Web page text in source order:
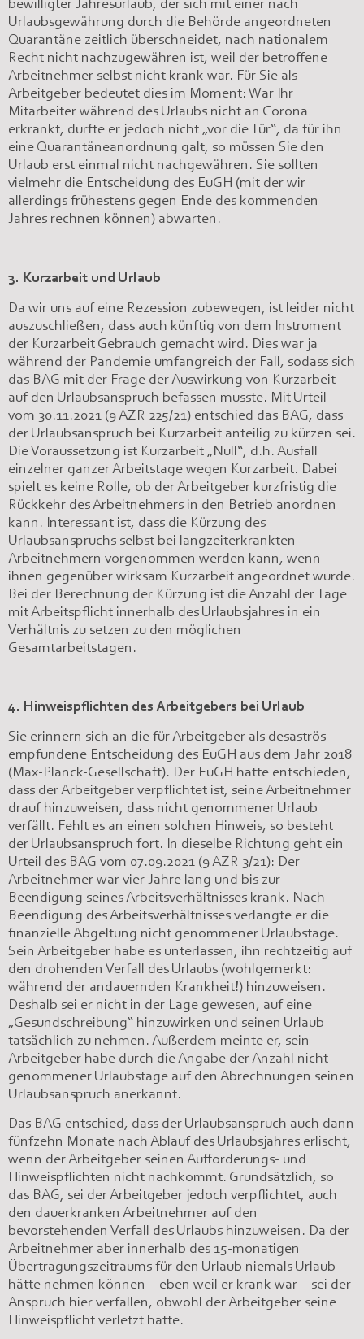
bewilligter Jahresurlaub, der sich mit einer nach
Urlaubsgewährung durch die Behörde angeordneten
Quarantäne zeitlich überschneidet, nach nationalem
Recht nicht nachzugewähren ist, weil der betroffene
Arbeitnehmer selbst nicht krank war. Für Sie als
Arbeitgeber bedeutet dies im Moment: War Ihr
Mitarbeiter während des Urlaubs nicht an Corona
erkrankt, durfte er jedoch nicht „vor die Tür“, da für ihn
eine Quarantäneanordnung galt, so müssen Sie den
Urlaub erst einmal nicht nachgewähren. Sie sollten
vielmehr die Entscheidung des EuGH (mit der wir
allerdings frühestens gegen Ende des kommenden
Jahres rechnen können) abwarten.
3. Kurzarbeit und Urlaub
Da wir uns auf eine Rezession zubewegen, ist leider nicht
auszuschließen, dass auch künftig von dem Instrument
der Kurzarbeit Gebrauch gemacht wird. Dies war ja
während der Pandemie umfangreich der Fall, sodass sich
das BAG mit der Frage der Auswirkung von Kurzarbeit
auf den Urlaubsanspruch befassen musste. Mit Urteil
vom 30.11.2021 (9 AZR 225/21) entschied das BAG, dass
der Urlaubsanspruch bei Kurzarbeit anteilig zu kürzen sei.
Die Voraussetzung ist Kurzarbeit „Null“, d.h. Ausfall
einzelner ganzer Arbeitstage wegen Kurzarbeit. Dabei
spielt es keine Rolle, ob der Arbeitgeber kurzfristig die
Rückkehr des Arbeitnehmers in den Betrieb anordnen
kann. Interessant ist, dass die Kürzung des
Urlaubsanspruchs selbst bei langzeiterkrankten
Arbeitnehmern vorgenommen werden kann, wenn
ihnen gegenüber wirksam Kurzarbeit angeordnet wurde.
Bei der Berechnung der Kürzung ist die Anzahl der Tage
mit Arbeitspflicht innerhalb des Urlaubsjahres in ein
Verhältnis zu setzen zu den möglichen
Gesamtarbeitstagen.
4. Hinweispflichten des Arbeitgebers bei Urlaub
Sie erinnern sich an die für Arbeitgeber als desaströs
empfundene Entscheidung des EuGH aus dem Jahr 2018
(Max-Planck-Gesellschaft). Der EuGH hatte entschieden,
dass der Arbeitgeber verpflichtet ist, seine Arbeitnehmer
drauf hinzuweisen, dass nicht genommener Urlaub
verfällt. Fehlt es an einen solchen Hinweis, so besteht
der Urlaubsanspruch fort. In dieselbe Richtung geht ein
Urteil des BAG vom 07.09.2021 (9 AZR 3/21): Der
Arbeitnehmer war vier Jahre lang und bis zur
Beendigung seines Arbeitsverhältnisses krank. Nach
Beendigung des Arbeitsverhältnisses verlangte er die
finanzielle Abgeltung nicht genommener Urlaubstage.
Sein Arbeitgeber habe es unterlassen, ihn rechtzeitig auf
den drohenden Verfall des Urlaubs (wohlgemerkt:
während der andauernden Krankheit!) hinzuweisen.
Deshalb sei er nicht in der Lage gewesen, auf eine
„Gesundschreibung“ hinzuwirken und seinen Urlaub
tatsächlich zu nehmen. Außerdem meinte er, sein
Arbeitgeber habe durch die Angabe der Anzahl nicht
genommener Urlaubstage auf den Abrechnungen seinen
Urlaubsanspruch anerkannt.
Das BAG entschied, dass der Urlaubsanspruch auch dann
fünfzehn Monate nach Ablauf des Urlaubsjahres erlischt,
wenn der Arbeitgeber seinen Aufforderungs- und
Hinweispflichten nicht nachkommt. Grundsätzlich, so
das BAG, sei der Arbeitgeber jedoch verpflichtet, auch
den dauerkranken Arbeitnehmer auf den
bevorstehenden Verfall des Urlaubs hinzuweisen. Da der
Arbeitnehmer aber innerhalb des 15-monatigen
Übertragungszeitraums für den Urlaub niemals Urlaub
hätte nehmen können – eben weil er krank war – sei der
Anspruch hier verfallen, obwohl der Arbeitgeber seine
Hinweispflicht verletzt hatte.